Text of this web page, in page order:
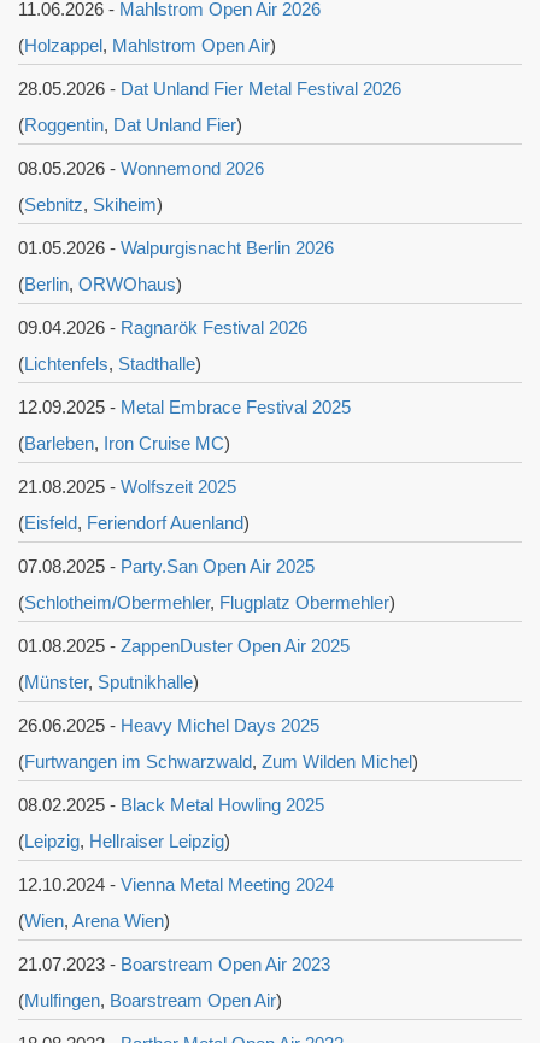
11.06.2026 - Mahlstrom Open Air 2026
(Holzappel, Mahlstrom Open Air)
28.05.2026 - Dat Unland Fier Metal Festival 2026
(Roggentin, Dat Unland Fier)
08.05.2026 - Wonnemond 2026
(Sebnitz, Skiheim)
01.05.2026 - Walpurgisnacht Berlin 2026
(Berlin, ORWOhaus)
09.04.2026 - Ragnarök Festival 2026
(Lichtenfels, Stadthalle)
12.09.2025 - Metal Embrace Festival 2025
(Barleben, Iron Cruise MC)
21.08.2025 - Wolfszeit 2025
(Eisfeld, Feriendorf Auenland)
07.08.2025 - Party.San Open Air 2025
(Schlotheim/Obermehler, Flugplatz Obermehler)
01.08.2025 - ZappenDuster Open Air 2025
(Münster, Sputnikhalle)
26.06.2025 - Heavy Michel Days 2025
(Furtwangen im Schwarzwald, Zum Wilden Michel)
08.02.2025 - Black Metal Howling 2025
(Leipzig, Hellraiser Leipzig)
12.10.2024 - Vienna Metal Meeting 2024
(Wien, Arena Wien)
21.07.2023 - Boarstream Open Air 2023
(Mulfingen, Boarstream Open Air)